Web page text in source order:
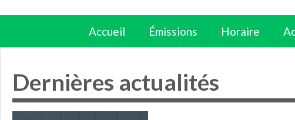
Accueil Émissions Horaire
Dernières actualités